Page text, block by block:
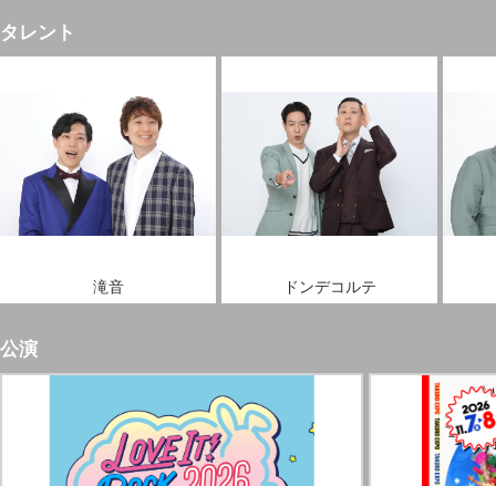
タレント
滝音 ドンデコルテ
公演